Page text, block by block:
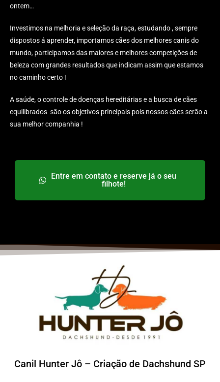
ontem…
Investimos na melhoria e seleção da raça, estudando , sempre
dispostos á aprender, importamos cães dos melhores canis do
mundo, participamos das maiores e melhores competições de
beleza com grandes resultados que indicam assim que estamos
no caminho certo !
A saúde, o controle de doenças hereditárias e a busca de cães
equilibrados são os objetivos principais pois nossos cães serão a
sua melhor companhia !
Entre em contato e reserve já o seu
filhote!
Canil Hunter Jô – Criação de Dachshund SP